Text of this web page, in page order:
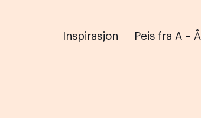
Inspirasjon Peis fra A – Å